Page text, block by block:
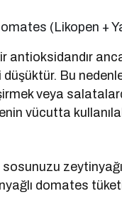
(Likopen +
antioksidandır
Bu
veya
vücutta
domates